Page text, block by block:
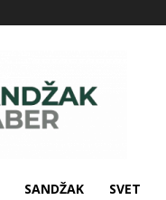
SANDŽAK SVET